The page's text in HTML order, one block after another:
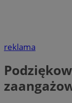
reklama